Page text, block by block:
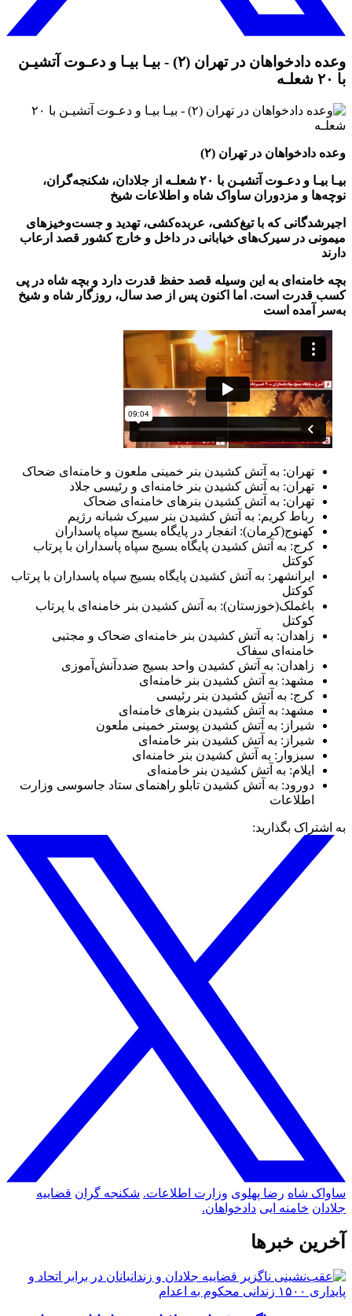
وعده دادخواهان در تهران (۲) - بیـا بیـا و دعـوت آتشیـن
با ۲۰ شعلـه
وعده دادخواهان در تهران (۲)
بیـا بیـا و دعـوت آتشیـن با ۲۰ شعلـه از جلادان، شکنجه‌گران،
نوچه‌ها و مزدوران ساواک شاه و اطلاعات شیخ
اجیرشدگانی که با تیغ‌کشی، عربده‌کشی، تهدید و جست‌وخیزهای
میمونی در سیرک‌های خیابانی در داخل و خارج کشور قصد ارعاب
دارند
بچه خامنه‌ای به این وسیله قصد حفظ قدرت دارد و بچه شاه در پی
کسب قدرت است. اما اکنون پس از صد سال، روزگار شاه و شیخ
به‌سر آمده است
تهران: به آتش کشیدن بنر خمینی ملعون و خامنه‌ای ضحاک
تهران: به آتش کشیدن بنر خامنه‌ای و رئیسی جلاد
تهران: به آتش کشیدن بنرهای خامنه‌ای ضحاک
رباط کریم: به آتش کشیدن بنر سیرک شبانه رژیم
کهنوج(کرمان): انفجار در پایگاه بسیج سپاه پاسداران
کرج: به آتش کشیدن پایگاه بسیج سپاه پاسداران با پرتاب
کوکتل
ایرانشهر: به آتش کشیدن پایگاه بسیج سپاه پاسداران با پرتاب
کوکتل
باغملک(خوزستان): به آتش کشیدن بنر خامنه‌ای با پرتاب
کوکتل
زاهدان: به آتش کشیدن بنر خامنه‌ای ضحاک و مجتبی
خامنه‌ای سفاک
زاهدان: به آتش کشیدن واحد بسیج ضددآنش‌آموزی
مشهد: به آتش کشیدن بنر خامنه‌ای
کرج: به آتش کشیدن بنر رئیسی
مشهد: به آتش کشیدن بنرهای خامنه‌ای
شیراز: به آتش کشیدن پوستر خمینی ملعون
شیراز: به آتش کشیدن بنر خامنه‌ای
سبزوار: به آتش کشیدن بنر خامنه‌ای
ایلام: به آتش کشیدن بنر خامنه‌ای
دورود: به آتش کشیدن تابلو راهنمای ستاد جاسوسی وزارت
اطلاعات
به اشتراک بگذارید:
ساواک شاه رضا پهلوی وزارت اطلاعات. شکنجه گران قضاییه
جلادان خامنه ایی دادخواهان.
آخرین خبرها